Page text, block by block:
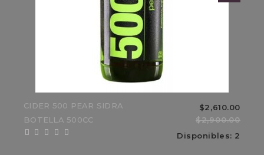
CIDER 500 PEAR SIDRA
BOTELLA 500CC
$2,610.00
$2,900.00
Disponibles: 2